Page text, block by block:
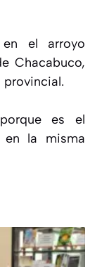
el arroyo
Chacabuco,
provincial.
es el
en la misma